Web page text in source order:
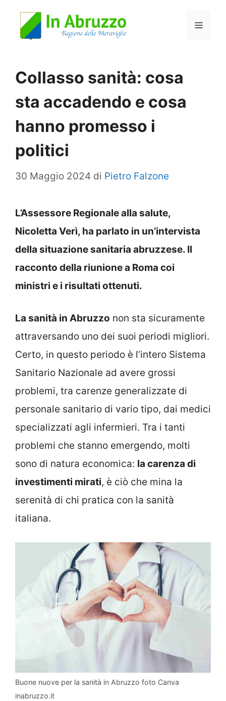
Menu
Collasso sanità: cosa
sta accadendo e cosa
hanno promesso i
politici
30 Maggio 2024 di Pietro Falzone
L’Assessore Regionale alla salute,
Nicoletta Verì, ha parlato in un’intervista
della situazione sanitaria abruzzese. Il
racconto della riunione a Roma coi
ministri e i risultati ottenuti.
La sanità in Abruzzo non sta sicuramente
attraversando uno dei suoi periodi migliori.
Certo, in questo periodo è l’intero Sistema
Sanitario Nazionale ad avere grossi
problemi, tra carenze generalizzate di
personale sanitario di vario tipo, dai medici
specializzati agli infermieri. Tra i tanti
problemi che stanno emergendo, molti
sono di natura economica: la carenza di
investimenti mirati, è ciò che mina la
serenità di chi pratica con la sanità
italiana.
Buone nuove per la sanità in Abruzzo foto Canva
inabruzzo.it